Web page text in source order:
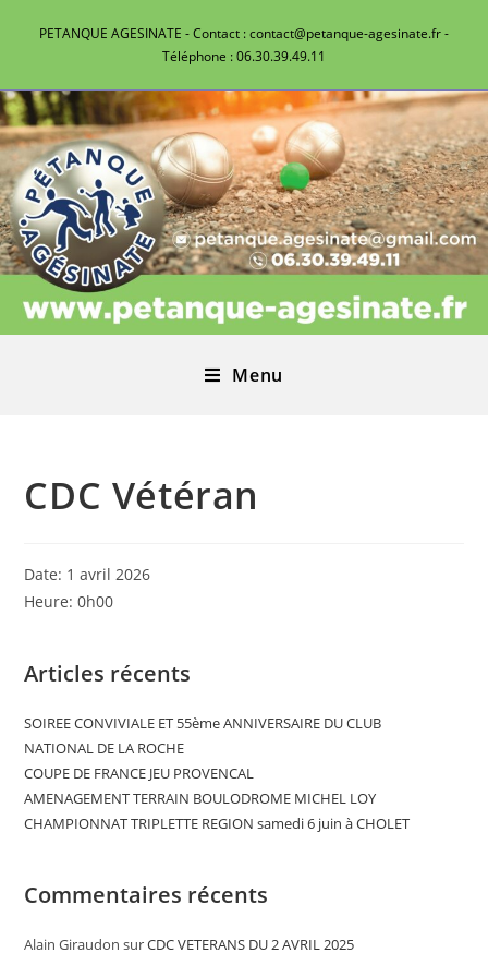
PETANQUE AGESINATE - Contact : contact@petanque-agesinate.fr -
Téléphone : 06.30.39.49.11
Menu
CDC Vétéran
Date: 1 avril 2026
Heure:0h00
Articles récents
SOIREE CONVIVIALE ET 55ème ANNIVERSAIRE DU CLUB
NATIONAL DE LA ROCHE
COUPE DE FRANCE JEU PROVENCAL
AMENAGEMENT TERRAIN BOULODROME MICHEL LOY
CHAMPIONNAT TRIPLETTE REGION samedi 6 juin à CHOLET
Commentaires récents
Alain Giraudon surCDC VETERANS DU 2 AVRIL 2025